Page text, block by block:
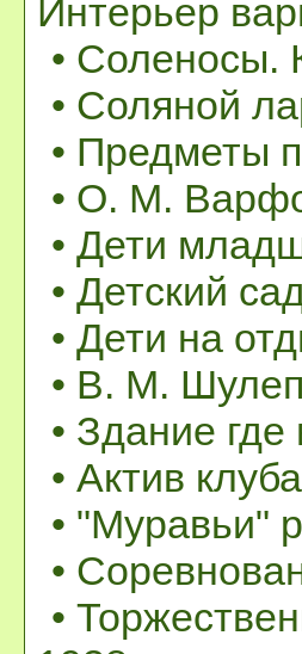
Интерьер
• Соленосы.
• Соляной
• Предметы
• О. М.
• Дети
• Детский
• Дети на
• В. М.
• Здание
• Актив
• "Муравьи"
•
•